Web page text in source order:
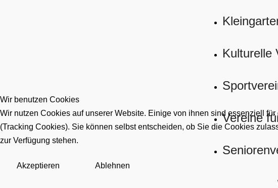
Kulturelle
Vereine
Wir benutzen Cookies
Wir nutzen Cookies auf unserer Website. Einige von ihnen sind essenziell
(Tracking Cookies). Sie können selbst entscheiden, ob Sie die Cookies
zur Verfügung stehen.
Akzeptieren Ablehnen